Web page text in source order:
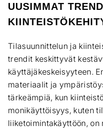
UUSIMMAT
Tilasuunnittelun ja
trendit keskittyvät
käyttäjäkeskeisyyteen.
materiaalit ja
tärkeämpiä, kun
monikäyttöisyys, kuten
liiketoimintakäyttöön, on